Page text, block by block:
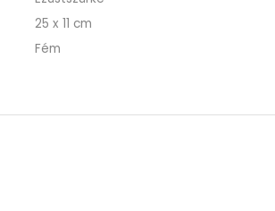
lehet szeretteinknek vagy
is.
vagy önmagadnak.
25 x 11 cm
Fém